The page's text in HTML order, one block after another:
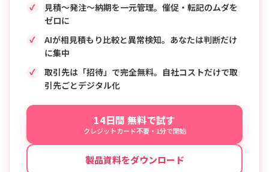
見積〜発注〜納期を一元管理。催促・転記のムダを
ゼロに
AIが相見積もり比較と異常検知。あなたは判断だけ
に集中
取引先は「招待」で完全無料。自社コストだけで取
引先ごとデジタル化
14日間 無料で試す
クレジットカード不要・1分で開始
製品資料をダウンロード